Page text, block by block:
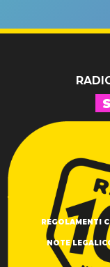
REGOLAMENTI
NOTE LEGALI